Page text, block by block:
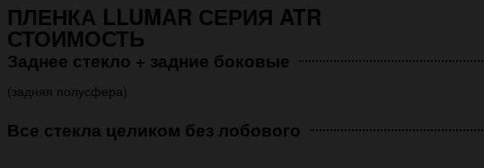
ПЛЕНКА LLUMAR СЕРИЯ ATR
СТОИМОСТЬ
Заднее стекло + задние боковые
(задняя полусфера)
Все стекла целиком без лобового